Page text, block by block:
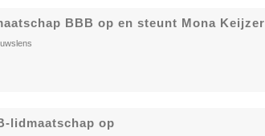
BBB op en steunt Mona Keijzer
lidmaatschap op